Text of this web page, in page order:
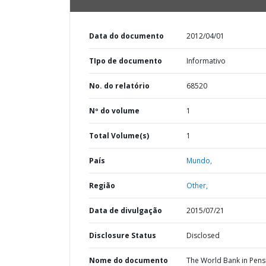
Data do documento 2012/04/01
TIpo de documento Informativo
No. do relatório 68520
Nº do volume 1
Total Volume(s) 1
País Mundo,
Região Other,
Data de divulgação 2015/07/21
Disclosure Status Disclosed
Nome do documento The World Bank in